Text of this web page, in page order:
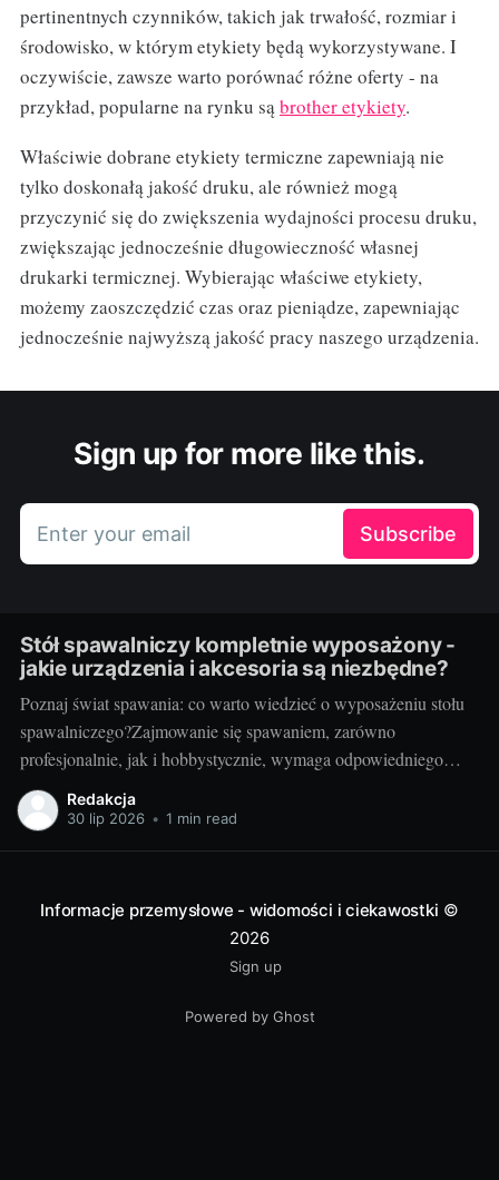
pertinentnych czynników, takich jak trwałość, rozmiar i
środowisko, w którym etykiety będą wykorzystywane. I
oczywiście, zawsze warto porównać różne oferty - na
przykład, popularne na rynku sąbrother etykiety.
Właściwie dobrane etykiety termiczne zapewniają nie
tylko doskonałą jakość druku, ale również mogą
przyczynić się do zwiększenia wydajności procesu druku,
zwiększając jednocześnie długowieczność własnej
drukarki termicznej. Wybierając właściwe etykiety,
możemy zaoszczędzić czas oraz pieniądze, zapewniając
jednocześnie najwyższą jakość pracy naszego urządzenia.
Sign up for more like this.
Enter your email Subscribe
Stół spawalniczy kompletnie wyposażony -
jakie urządzenia i akcesoria są niezbędne?
Poznaj świat spawania: co warto wiedzieć o wyposażeniu stołu
spawalniczego?Zajmowanie się spawaniem, zarówno
profesjonalnie, jak i hobbystycznie, wymaga odpowiedniego
wyposażenia stołu spawalniczego. Wybór odpowiednich
akcesoriów jest kluczowy dla wydajności i bezpieczeństwa
Przyjrzyjmy się niektórym elementom.
Redakcja
30 lip 2026 • 1 min read
Informacje przemysłowe - widomości i ciekawostki ©
2026
Sign up
Powered by Ghost